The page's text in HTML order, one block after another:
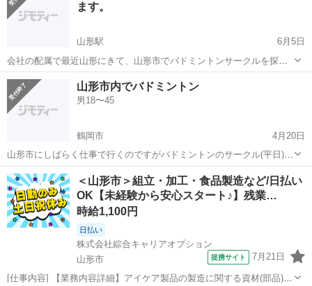
ます。
山形駅
6月5日
会社の配属で最近山形にきて、山形市でバドミントンサークルを探し
ております。 参加させていただける方がいらっしゃいましたらご連絡
ください！！ 歴としては中高部活でやっていた程度です
山形 山形駅 バドミントン
山形市内でバドミントン
男18〜45
鶴岡市
4月20日
山形市にしばらく仕事で行くのですがバドミントンのサークル(平日)探
しています もしくは一緒打てる方いませんか？
山形 鶴岡市 バドミントン サークル
＜山形市＞組立・加工・食品製造など/日払い
OK【未経験から安心スタート♪】残業…
時給1,100円
日払い
株式会社綜合キャリアオプション
山形市
提携サイト 7月21日
[仕事内容] 【業務内容詳細】アイケア製品の製造に関する資材(部品)の